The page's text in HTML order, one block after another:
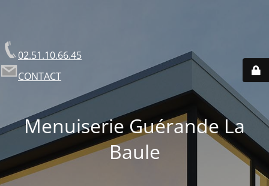
02.51.10.66.45
CONTACT
Menuiserie Guérande La
Baule